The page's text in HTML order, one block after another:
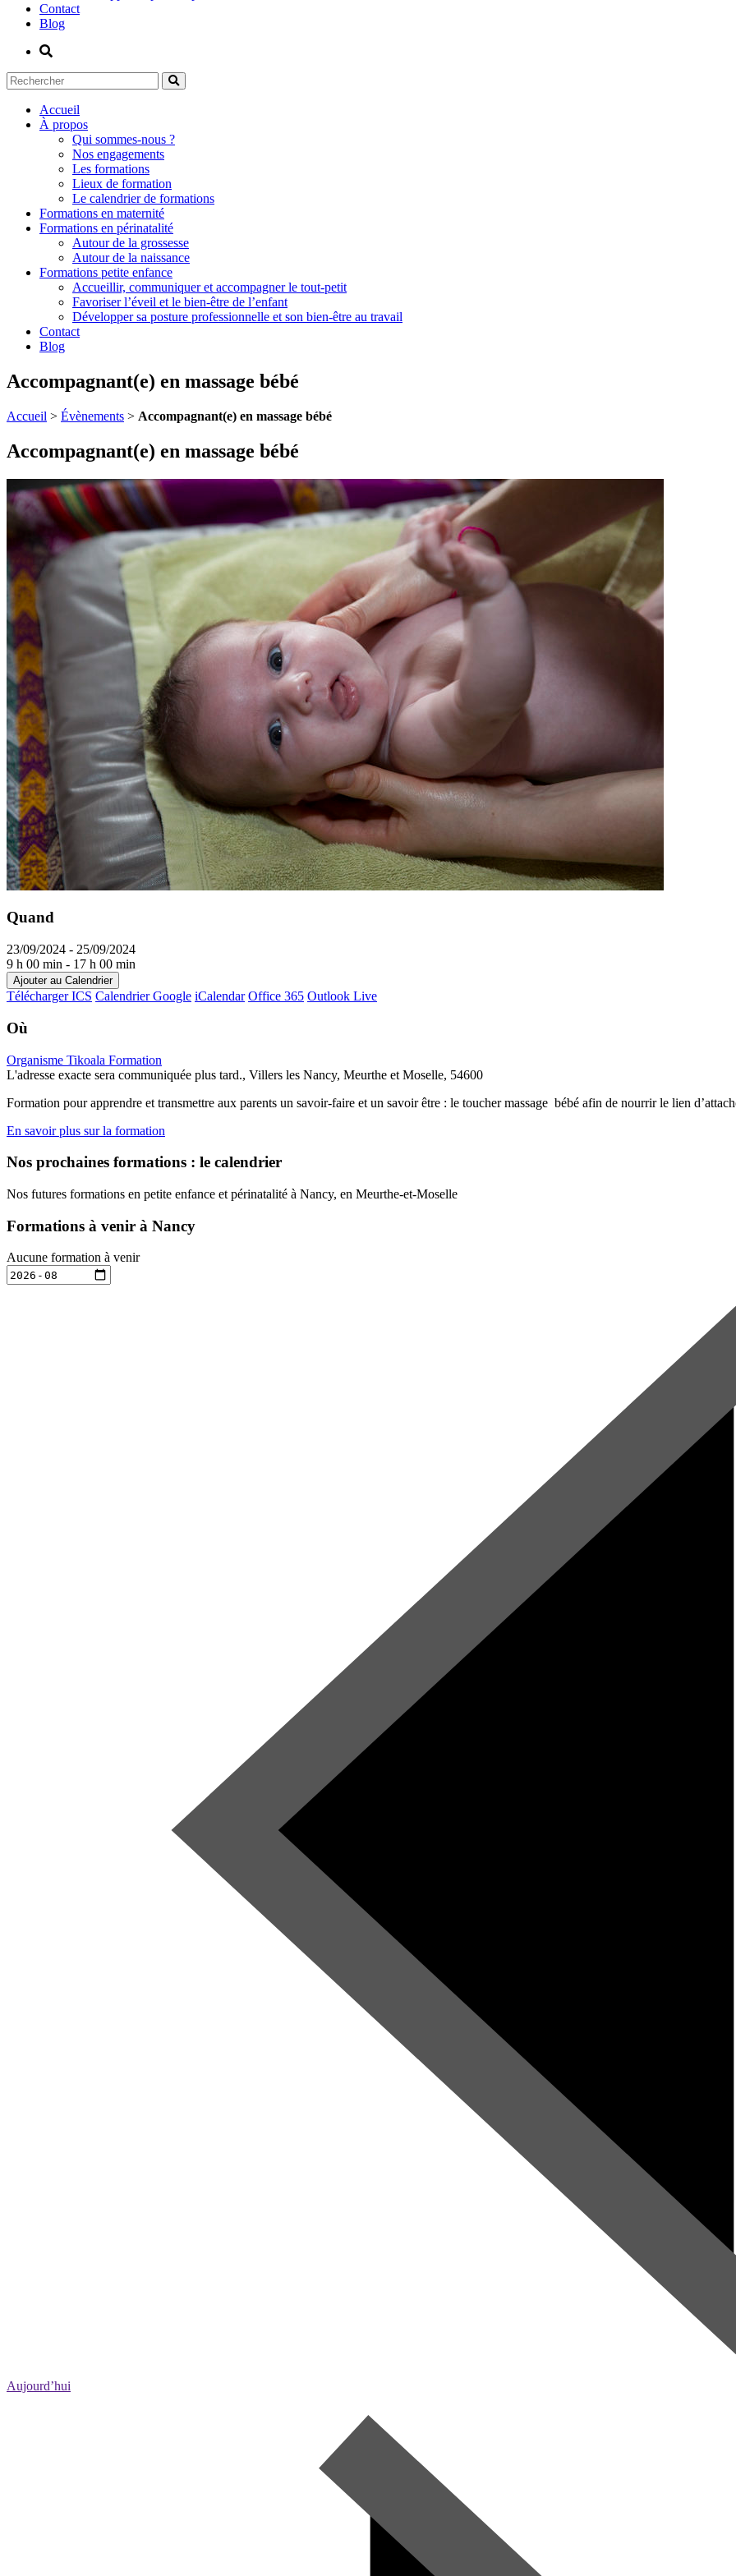
Contact
Blog
Accueil
À propos
Qui sommes-nous ?
Nos engagements
Les formations
Lieux de formation
Le calendrier de formations
Formations en maternité
Formations en périnatalité
Autour de la grossesse
Autour de la naissance
Formations petite enfance
Accueillir, communiquer et accompagner le tout-petit
Favoriser l’éveil et le bien-être de l’enfant
Développer sa posture professionnelle et son bien-être au travail
Contact
Blog
Accompagnant(e) en massage bébé
Accueil > Évènements > Accompagnant(e) en massage bébé
Accompagnant(e) en massage bébé
Quand
23/09/2024 - 25/09/2024
9 h 00 min - 17 h 00 min
Ajouter au Calendrier
Télécharger ICS Calendrier Google iCalendar Office 365 Outlook Live
Où
Organisme Tikoala Formation
L'adresse exacte sera communiquée plus tard., Villers les Nancy, Meurthe et Moselle, 54600
Formation pour apprendre et transmettre aux parents un savoir-faire et un savoir être : le toucher massage bébé afin de nourrir le lien
En savoir plus sur la formation
Nos prochaines formations : le calendrier
Nos futures formations en petite enfance et périnatalité à Nancy, en Meurthe-et-Moselle
Formations à venir à Nancy
Aucune formation à venir
Aujourd’hui